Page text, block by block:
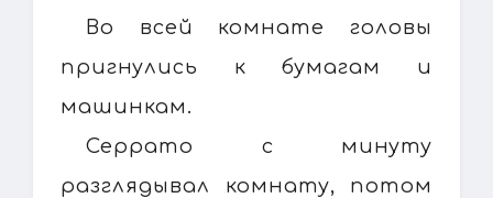
Во всей комнате головы
пригнулись к бумагам и
машинкам.
Серрато с минуту
разглядывал комнату, потом